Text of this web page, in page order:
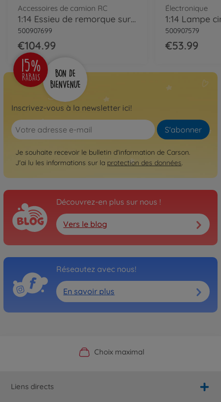
Accessoires de camion RC
1:14 Essieu de remorque surbaissée dirigé (1)
500907699
€104.99
Électronique
500907579
€53.99
Inscrivez-vous à la newsletter ici!
S'abonner
Je souhaite recevoir le bulletin d'information de Carson.
J'ai lu les informations sur la protection des données.
Découvrez-en plus sur nous !
Vers le blog
Réseautez avec nous!
En savoir plus
Boutique officielle du fabricant
Choix maximal
Service personnalisé
Livraison rapide
Liens directs